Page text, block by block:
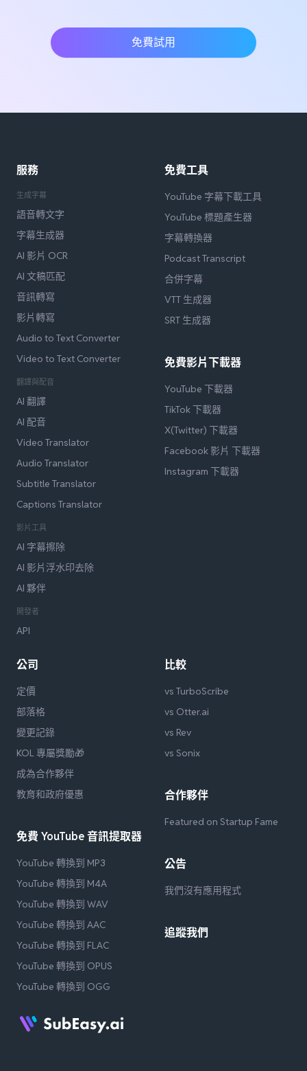
免費試用
服務
生成字幕
語音轉文字
字幕生成器
AI 影片 OCR
AI 文稿匹配
音訊轉寫
影片轉寫
Audio to Text Converter
Video to Text Converter
翻譯與配音
AI 翻譯
AI 配音
Video Translator
Audio Translator
Subtitle Translator
Captions Translator
影片工具
AI 字幕擦除
AI 影片浮水印去除
AI 夥伴
開發者
API
免費工具
YouTube 字幕下載工具
YouTube 標題產生器
字幕轉換器
Podcast Transcript
合併字幕
VTT 生成器
SRT 生成器
免費影片下載器
YouTube 下載器
TikTok 下載器
X(Twitter) 下載器
Facebook 影片 下載器
Instagram 下載器
公司
定價
部落格
變更記錄
KOL 專屬獎勵🎁
成為合作夥伴
教育和政府優惠
免費 YouTube 音訊提取器
YouTube 轉換到 MP3
YouTube 轉換到 M4A
YouTube 轉換到 WAV
YouTube 轉換到 AAC
YouTube 轉換到 FLAC
YouTube 轉換到 OPUS
YouTube 轉換到 OGG
比較
vs TurboScribe
vs Otter.ai
vs Rev
vs Sonix
合作夥伴
Featured on Startup Fame
公告
我們沒有應用程式
追蹤我們